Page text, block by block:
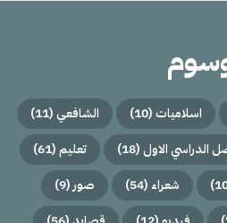
اسلاميات(10) الشافعي(11)
الدراسي الاول(18) تعليم(61)
شعراء (54) صور(9)